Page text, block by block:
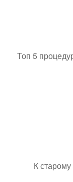
Топ 5
К